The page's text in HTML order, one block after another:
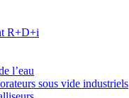
R+D+i
l’eau
sous vide industriels